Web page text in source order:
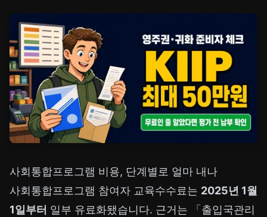
사회통합프로그램 비용, 단계별로 얼마 내나
사회통합프로그램 참여자 교육수수료는 2025년 1월
1일부터 일부 유료화됐습니다. 근거는 「출입국관리